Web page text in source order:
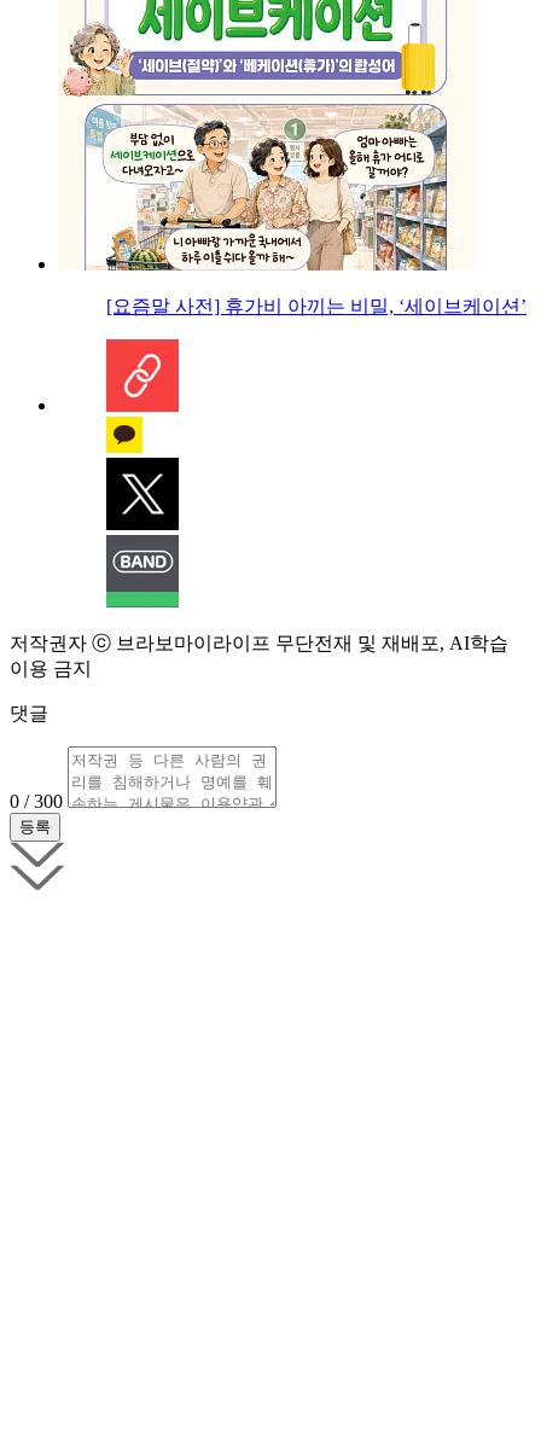
[요즘말 사전] 휴가비 아끼는 비밀, ‘세이브케이션’
저작권자 ⓒ 브라보마이라이프 무단전재 및 재배포, AI학습
이용 금지
댓글
0 / 300